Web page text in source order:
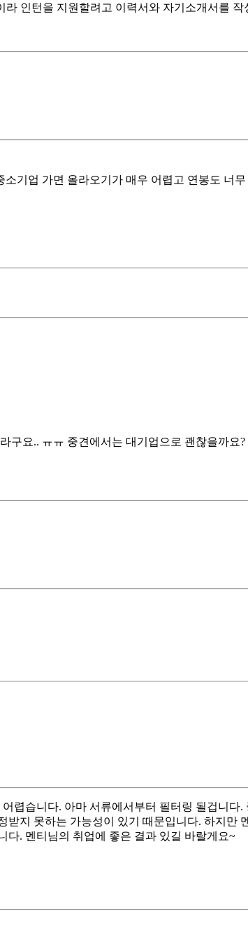
인턴을 지원할려고 이력서와 자기소개서를
기업 가면 올라오기가 매우 어렵고 연봉도 너
구요.. ㅠㅠ 중견에서는 대기업으로 괜찮을까요
렵습니다. 아마 서류에서부터 필터링 될겁니
지 못하는 가능성이 있기 때문입니다. 하지
다. 멘티님의 취업에 좋은 결과 있길 바랄게요~